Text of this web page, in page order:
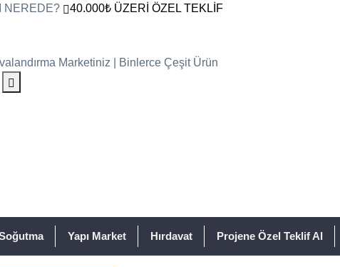
NEREDE? 40.000₺ ÜZERİ ÖZEL TEKLİF
Yapı Market Hırdavat Projene Özel Teklif Al